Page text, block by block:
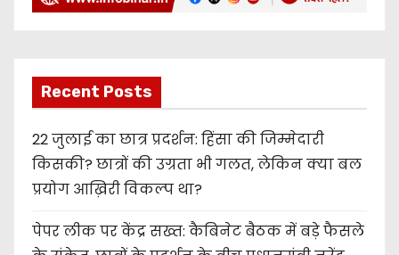
Recent Posts
22 जुलाई का छात्र प्रदर्शन: हिंसा की जिम्मेदारी
किसकी? छात्रों की उग्रता भी गलत, लेकिन क्या बल
प्रयोग आख़िरी विकल्प था?
पेपर लीक पर केंद्र सख्त: कैबिनेट बैठक में बड़े फैसले